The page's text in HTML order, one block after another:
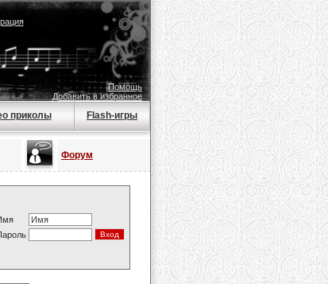
Помощь
Добавить в избранное
приколы Flash-игры
Форум